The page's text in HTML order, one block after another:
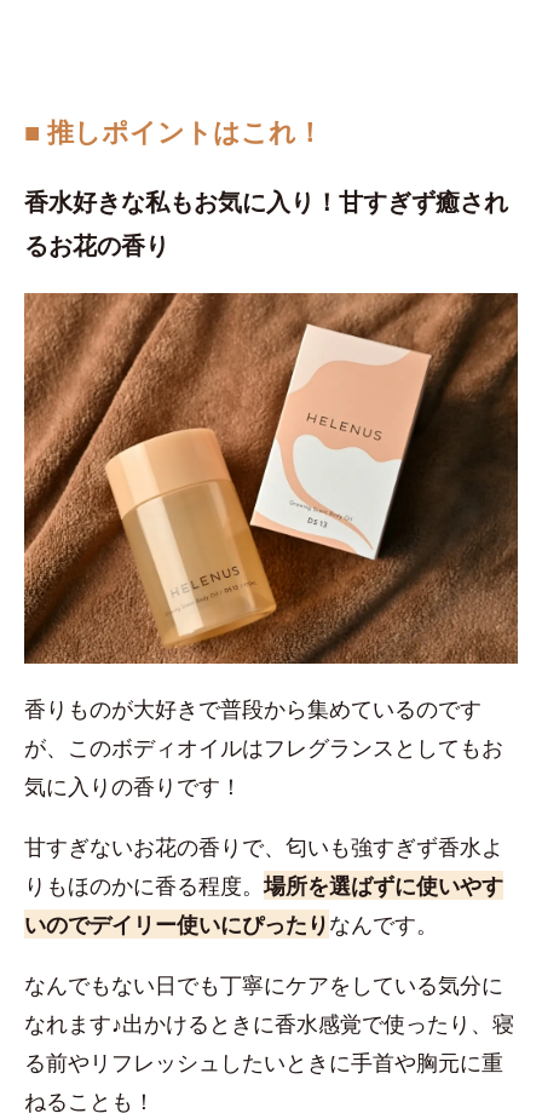
■ 推しポイントはこれ！
香水好きな私もお気に入り！甘すぎず癒され
るお花の香り
香りものが大好きで普段から集めているのです
が、このボディオイルはフレグランスとしてもお
気に入りの香りです！
甘すぎないお花の香りで、匂いも強すぎず香水よ
りもほのかに香る程度。場所を選ばずに使いやす
いのでデイリー使いにぴったりなんです。
なんでもない日でも丁寧にケアをしている気分に
なれます♪出かけるときに香水感覚で使ったり、寝
る前やリフレッシュしたいときに手首や胸元に重
ねることも！